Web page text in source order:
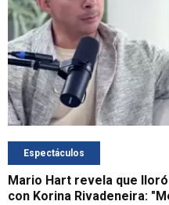
Espectáculos
Mario Hart revela que
con Korina Rivadeneira: